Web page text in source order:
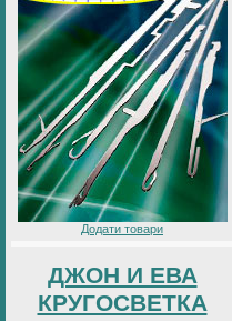
Додати товари
ДЖОН И ЕВА
КРУГОСВЕТКА